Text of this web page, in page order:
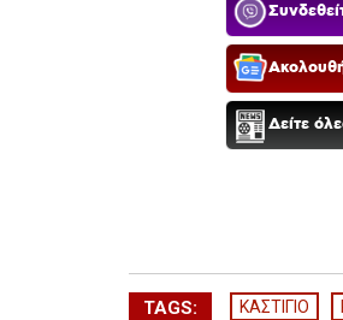
Δείτε
TAGS: ΚΑΣΤΙΓΙΟ